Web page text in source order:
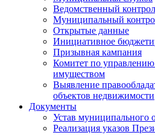
Ведомственный
Муниципальный
Открытые данные
Инициативное
Призывная кампания
Комитет по
имуществом
Выявление
объектов недвижимости
Документы
Устав муниципального
Реализация указов